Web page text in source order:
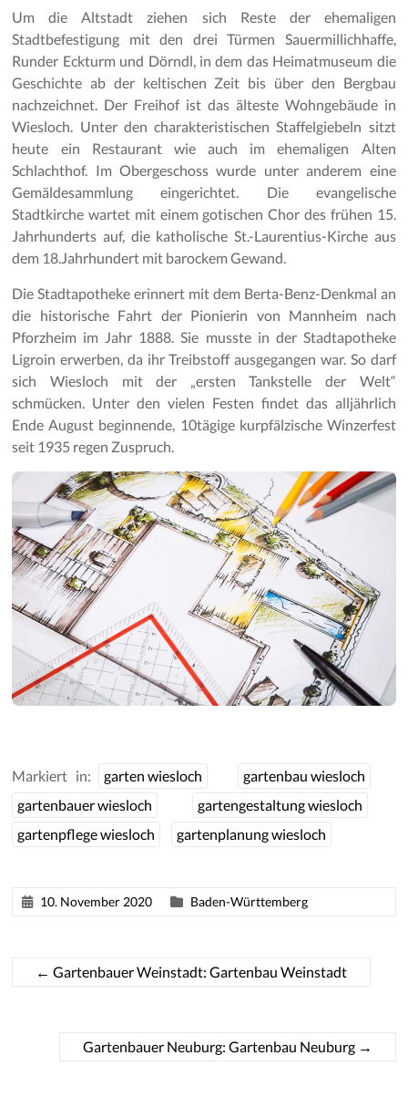
Um die Altstadt ziehen sich Reste der ehemaligen
Stadtbefestigung mit den drei Türmen Sauermillichhaffe,
Runder Eckturm und Dörndl, in dem das Heimatmuseum die
Geschichte ab der keltischen Zeit bis über den Bergbau
nachzeichnet. Der Freihof ist das älteste Wohngebäude in
Wiesloch. Unter den charakteristischen Staffelgiebeln sitzt
heute ein Restaurant wie auch im ehemaligen Alten
Schlachthof. Im Obergeschoss wurde unter anderem eine
Gemäldesammlung eingerichtet. Die evangelische
Stadtkirche wartet mit einem gotischen Chor des frühen 15.
Jahrhunderts auf, die katholische St.-Laurentius-Kirche aus
dem 18.Jahrhundert mit barockem Gewand.
Die Stadtapotheke erinnert mit dem Berta-Benz-Denkmal an
die historische Fahrt der Pionierin von Mannheim nach
Pforzheim im Jahr 1888. Sie musste in der Stadtapotheke
Ligroin erwerben, da ihr Treibstoff ausgegangen war. So darf
sich Wiesloch mit der „ersten Tankstelle der Welt“
schmücken. Unter den vielen Festen findet das alljährlich
Ende August beginnende, 10tägige kurpfälzische Winzerfest
seit 1935 regen Zuspruch.
Markiert in: garten wiesloch
gartenbau wiesloch
gartenbauer wiesloch
gartengestaltung wiesloch
gartenpflege wiesloch
gartenplanung wiesloch
10. November 2020 Baden-Württemberg
← Gartenbauer Weinstadt: Gartenbau Weinstadt
Gartenbauer Neuburg: Gartenbau Neuburg →